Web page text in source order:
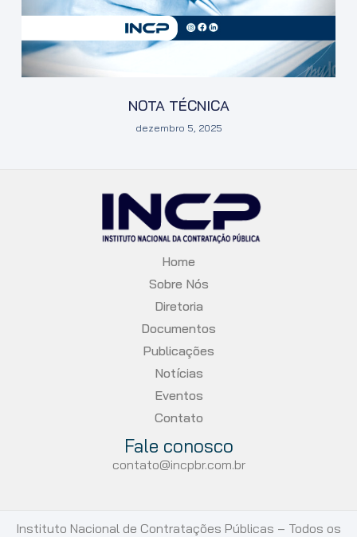
NOTA TÉCNICA
dezembro 5, 2025
Home
Sobre Nós
Diretoria
Documentos
Publicações
Notícias
Eventos
Contato
Fale conosco
contato@incpbr.com.br
Instituto Nacional de Contratações Públicas – Todos os